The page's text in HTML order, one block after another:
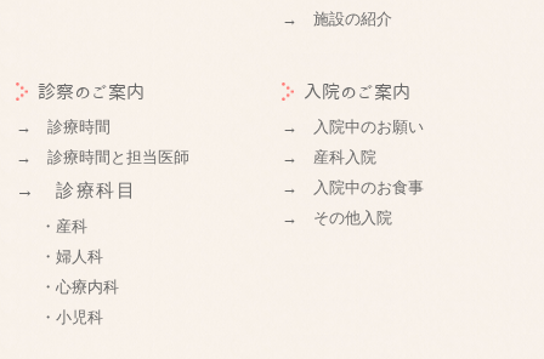
→ 施設の紹介
診察のご案内
→ 診療時間
→ 診療時間と担当医師
→ 診療科目
・産科
・婦人科
・心療内科
・小児科
入院のご案内
→ 入院中のお願い
→ 産科入院
→ 入院中のお食事
→ その他入院